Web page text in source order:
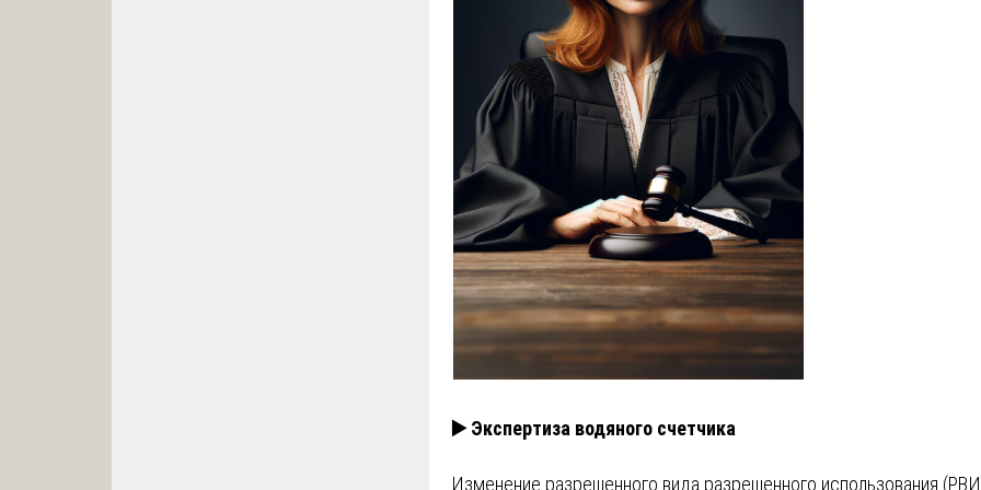
▶️ Экспертиза водяного счетчика
Изменение разрешенного вида разрешенного использования